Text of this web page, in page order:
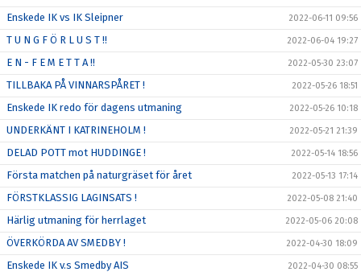
Enskede IK vs IK Sleipner 2022-06-11 09:56
T U N G F Ö R L U S T !! 2022-06-04 19:27
E N - F E M E T T A !! 2022-05-30 23:07
TILLBAKA PÅ VINNARSPÅRET ! 2022-05-26 18:51
Enskede IK redo för dagens utmaning 2022-05-26 10:18
UNDERKÄNT I KATRINEHOLM ! 2022-05-21 21:39
DELAD POTT mot HUDDINGE ! 2022-05-14 18:56
Första matchen på naturgräset för året 2022-05-13 17:14
FÖRSTKLASSIG LAGINSATS ! 2022-05-08 21:40
Härlig utmaning för herrlaget 2022-05-06 20:08
ÖVERKÖRDA AV SMEDBY ! 2022-04-30 18:09
Enskede IK v.s Smedby AIS 2022-04-30 08:55